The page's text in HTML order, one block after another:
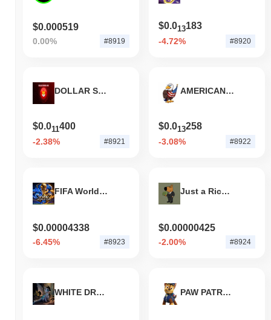
$0.000519
0.00% #8919
$0.013183
-4.72% #8920
DOLLAR SHIBA INU
$0.011400
-2.38% #8921
AMERICAN EAGLE
$0.013258
-3.08% #8922
FIFA World Cup AI (worldcupai.xyz)
$0.00004338
-6.45% #8923
Just a Rich Guy
$0.00000425
-2.00% #8924
WHITE DRAGON PAW PATROL INU